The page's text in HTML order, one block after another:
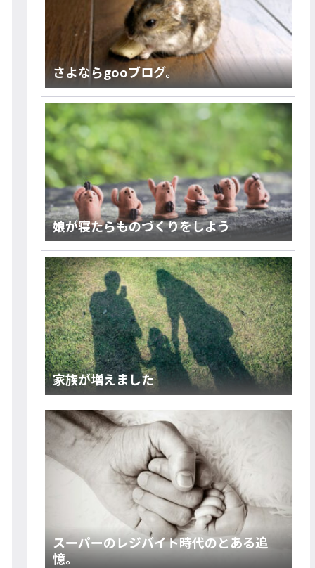
さよならgooブログ。
娘が寝たらものづくりをしよう
家族が増えました
スーパーのレジバイト時代のとある追
憶。